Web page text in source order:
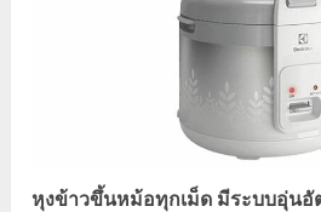
หุงข้าวขึ้นหม้อทุกเม็ด มีระบบอุ่นอั